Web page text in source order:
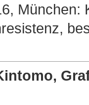
München: